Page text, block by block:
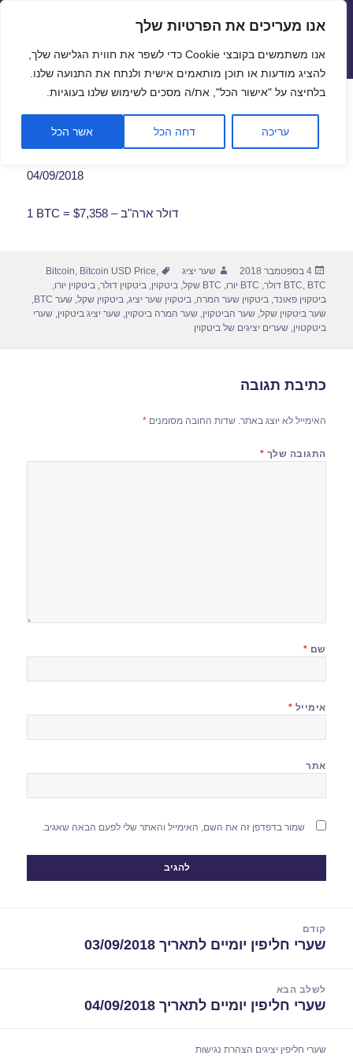
פתח
אנו מעריכים את הפרטיות שלך
אנו משתמשים בקובצי Cookie כדי לשפר את חווית הגלישה שלך,
להציג מודעות או תוכן מותאמים אישית ולנתח את התנועה שלנו.
בלחיצה על "אישור הכל", את/ה מסכים לשימוש שלנו בעוגיות.
עריכה דחה הכל אשר הכל
שערי חליפין יציגים – שער יציג
תפריטים
ווידג'טים
שער ביטקוין לתאריך 04/09/2018
04/09/2018
1 BTC = $7,358 – דולר ארה"ב
פורסם
בתאריך
4 בספטמבר 2018 מחבר
שער יציג תגיות Bitcoin, Bitcoin USD Price,
BTC, BTC דולר , BTC יורו , BTC שקל ,ביטקוין,ביטקוין דולר,ביטקוין יורו,
ביטקוין פאונד,ביטקוין שער המרה,ביטקוין שער יציג,ביטקוין שקל,שער BTC
,
שער ביטקוין שקל,שער הביטקוין,שער המרה ביטקוין,שער יציג ביטקוין,שערי
ביטקטוין,שערים יציגים של ביטקוין
כתיבת תגובה
האימייל לא יוצג באתר. שדות החובה מסומנים*
התגובה שלך *
שם *
אימייל *
אתר
שמור בדפדפן זה את השם, האימייל והאתר שלי לפעם הבאה שאגיב.
קודם
הפוסט
שערי חליפין יומיים לתאריך 03/09/2018
לשלב הבא
הפוסט
שערי חליפין יומיים לתאריך 04/09/2018
שערי חליפין יציגים הצהרת נגישות